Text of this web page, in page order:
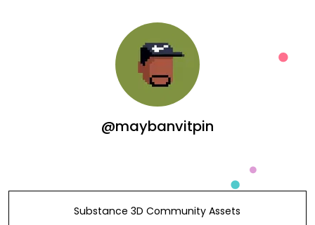
@maybanvitpin
Substance 3D Community Assets